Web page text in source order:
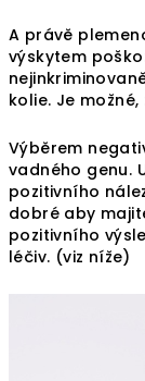
A právě
výskytem
kolie. Je
Výběrem
vadného genu.
pozitivního
dobré aby
pozitivního
léčiv. (viz níže)